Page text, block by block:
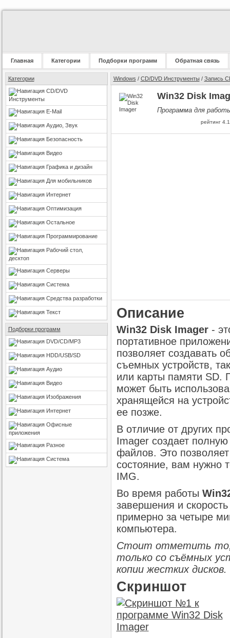
Главная Категории Подборки программ Обратная связь
Категории
CD/DVD
Инструменты
E-Mail
Аудио, Звук
Безопасность
Видео
Графика и дизайн
Для мобильников
Интернет
Оптимизация
Остальное
Программирование
Рабочий стол,
десктоп
Серверы
Система
Средства разработки
Текст
Подборки программ
DVD/CD/MP3
HDD/USB/SD
Аудио
Видео
Изображения
Интернет
Офисные
приложения
Разное
Система
Windows / CD/DVD Инструменты/ Запись
Win32 Disk
Программа для
рейтинг 4.1
Описание
Win32 Disk Imager-
портативное
позволяет создавать
съемных устройств,
или карты памяти SD.
может быть
хранящейся на
ее позже.
В отличие от других
Imager создает
файлов. Это
состояние, вам нужно
IMG.
Во время работы
завершения и
примерно за четыре
компьютера.
Стоит отметить то,
только со съёмных
копии жестких дисков.
Скриншот